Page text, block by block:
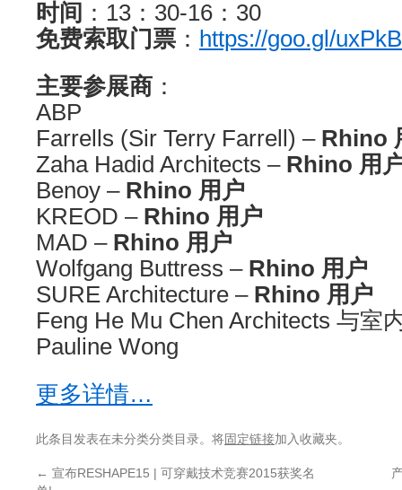
时间 ：13：30-16：30
免费索取门票 ： https://goo.gl/
主要参展商 ：
ABP
Farrells (Sir Terry Farrell) – Rhino
Zaha Hadid Architects –Rhino 用
Benoy – Rhino 用户
KREOD – Rhino 用户
MAD – Rhino 用户
Wolfgang Buttress – Rhino 用户
SURE Architecture – Rhino 用户
Feng He Mu Chen Architects 与室
Pauline Wong
更多详情…
此条目发表在未分类分类目录。将固定链接加入收藏夹。
← 宣布RESHAPE15 | 可穿戴技术竞赛2015获奖名